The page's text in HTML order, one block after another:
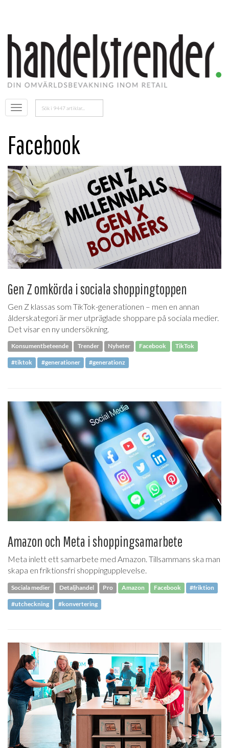
Öppna
menyn
Sök
efter:
Facebook
Gen Z omkörda i sociala shoppingtoppen
Gen Z klassas som TikTok-generationen – men en annan
ålderskategori är mer utpräglade shoppare på sociala medier.
Det visar en ny undersökning.
Konsumentbeteende Trender Nyheter Facebook TikTok
#tiktok #generationer #generationz
Amazon och Meta i shoppingsamarbete
Meta inlett ett samarbete med Amazon. Tillsammans ska man
skapa en friktionsfri shoppingupplevelse.
Sociala medier Detaljhandel Pro Amazon Facebook #friktion
#utcheckning #konvertering